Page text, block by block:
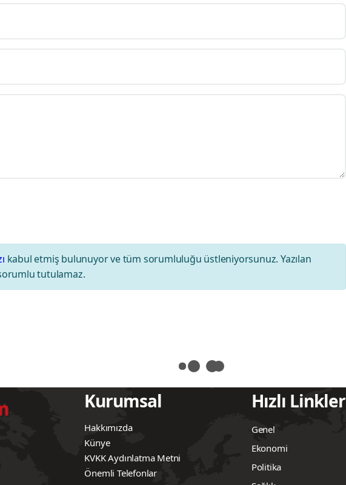
kabul etmiş bulunuyor ve tüm sorumluluğu üstleniyorsunuz. Yazılan
tutulamaz.
Kurumsal
Hakkımızda
Künye
KVKK Aydınlatma Metni
Önemli Telefonlar
Hızlı Linkler
Genel
Ekonomi
Politika